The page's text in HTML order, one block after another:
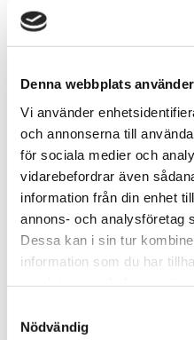
Denna webbplats
Vi använder
och annonserna till
för sociala medier och
vidarebefordrar även
information från din enhet
annons- och analysföretag
Dessa kan i sin tur
information som du har
Nödvändig
Erik Norrman
Affärsområdeschef
010-603 87 38
Göteborg